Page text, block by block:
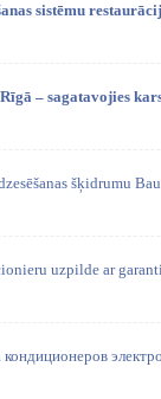
sistēmu
– sagatavojies
šķidrumu
uzpilde ar
кондиционеров